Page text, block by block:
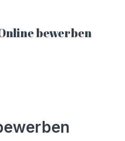
bewerben